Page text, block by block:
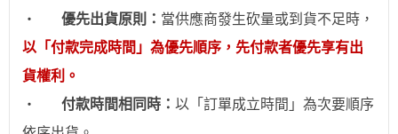
‧
優先出貨原則： 當供應商發生砍量或到貨不足時，
以「付款完成時間」為優先順序，先付款者優先享有出
貨權利。
‧
付款時間相同時： 以「訂單成立時間」為次要順序